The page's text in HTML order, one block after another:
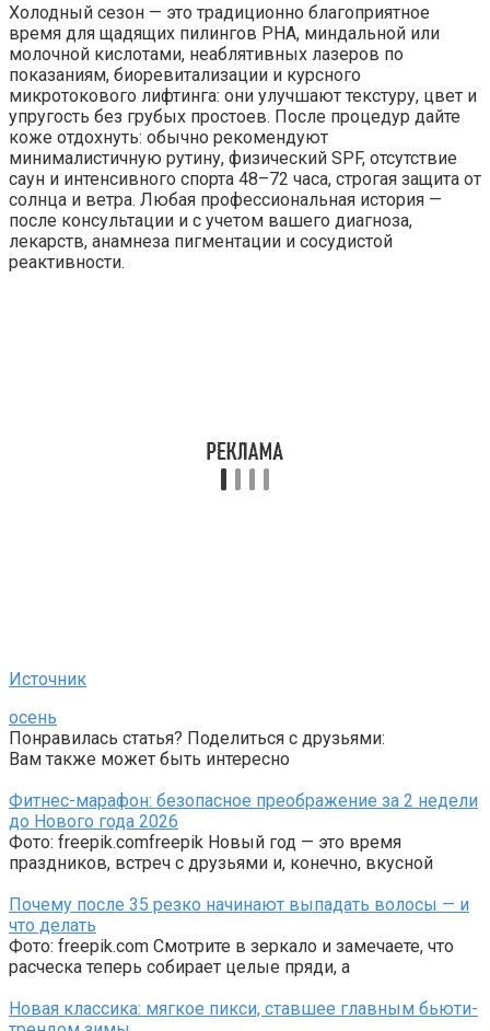
Холодный сезон — это традиционно благоприятное
время для щадящих пилингов PHA, миндальной или
молочной кислотами, неаблятивных лазеров по
показаниям, биоревитализации и курсного
микротокового лифтинга: они улучшают текстуру, цвет и
упругость без грубых простоев. После процедур дайте
коже отдохнуть: обычно рекомендуют
минималистичную рутину, физический SPF, отсутствие
саун и интенсивного спорта 48–72 часа, строгая защита от
солнца и ветра. Любая профессиональная история —
после консультации и с учетом вашего диагноза,
лекарств, анамнеза пигментации и сосудистой
реактивности.
Источник
осень
Понравилась статья? Поделиться с друзьями:
Вам также может быть интересно
Фитнес-марафон: безопасное преображение за 2 недели
до Нового года 2026
Фото: freepik.comfreepik Новый год — это время
праздников, встреч с друзьями и, конечно, вкусной
Почему после 35 резко начинают выпадать волосы — и
что делать
Фото: freepik.com Смотрите в зеркало и замечаете, что
расческа теперь собирает целые пряди, а
Новая классика: мягкое пикси, ставшее главным бьюти-